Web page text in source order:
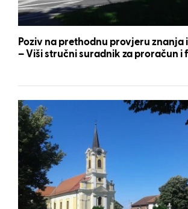
Poziv na prethodnu provjeru znanja
– Viši stručni suradnik za proračun i